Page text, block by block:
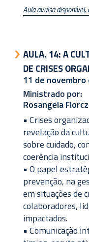
Aula avulsa disponível,
AULA. 14:A
DE CRISES
11 de novembro
Ministrado por:
Rosangela
• Crises
revelação da
sobre cuidado,
coerência
• O papel
prevenção, na
em situações de
colaboradores,
impactados.
• Comunicação